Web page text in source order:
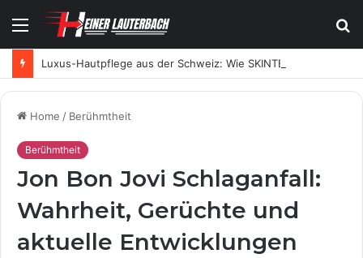
Menu
Home / Berühmtheit
Berühmtheit
Jon Bon Jovi Schlaganfall:
Wahrheit, Gerüchte und
aktuelle Entwicklungen